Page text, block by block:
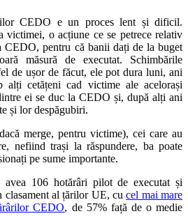
CEDO e un proces lent și dificil.
victimei, o acțiune ce se petrece relativ
CEDO, pentru că banii dați de la buget
măsură de executat. Schimbările
de ușor de făcut, ele pot dura luni, ani
alți cetățeni cad victime ale acelorași
ei se duc la CEDO și, după alți ani
și lor despăgubiri.
merge, pentru victime), cei care au
nefiind trași la răspundere, ba poate
pe sume importante.
106 hotărâri pilot de executat și
clasament al țărilor UE, cucel mai mare
CEDO, de 57% față de o medie